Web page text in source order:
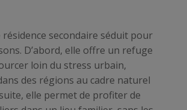
résidence secondaire séduit pour
D’abord, elle offre un refuge
loin du stress urbain,
des régions au cadre naturel
elle permet de profiter de